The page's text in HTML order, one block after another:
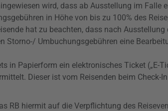
wird, dass ab Ausstellung im Falle
in Höhe von bis zu 100% des
hat zu beachten, dass nach
Storno-/ Umbuchungsgebühren eine
in Papierform ein elektronisches Ticket („E-
Dieser ist vom Reisenden beim
RB hiermit auf die Verpflichtung des